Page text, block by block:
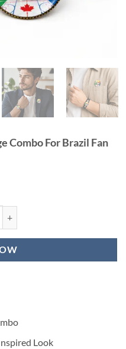
Combo For Brazil Fan
Bracelet & Chest Badge
Look